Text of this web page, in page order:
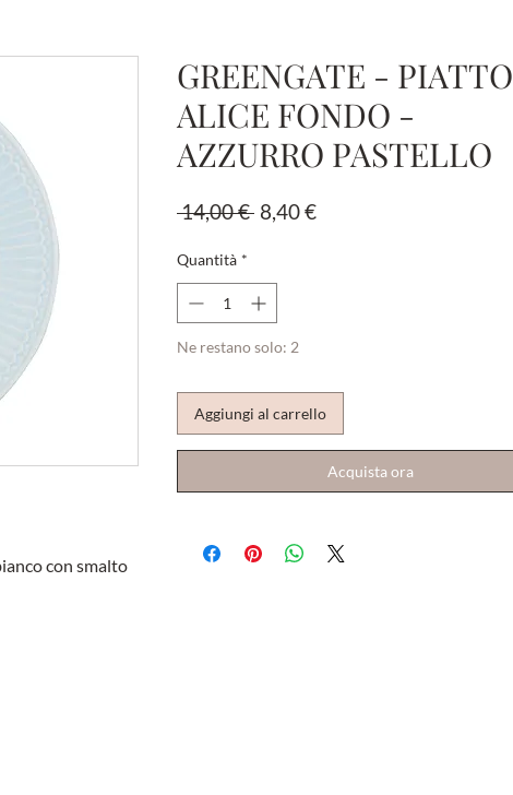
con smalto
GREENGATE - PIATTO
ALICE FONDO -
AZZURRO PASTELLO
14,00 € Prezzo
8,40 €Prezzo
Quantità *
Ne restano solo: 2
Aggiungi al carrello
Acquista ora